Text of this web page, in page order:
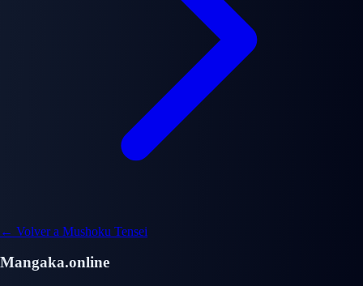
← Volver a Mushoku Tensei
Mangaka.online